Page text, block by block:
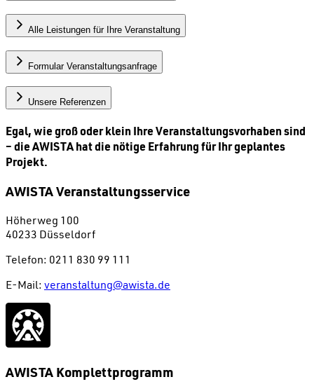
Alle Leistungen für Ihre Veranstaltung
Formular Veranstaltungsanfrage
Unsere Referenzen
Egal, wie groß oder klein Ihre Veranstaltungsvorhaben sind
–die AWISTA hat die nötige Erfahrung für Ihr geplantes
Projekt.
AWISTA Veranstaltungsservice
Höherweg 100
40233 Düsseldorf
Telefon: 0211 830 99 111
E-Mail: veranstaltung@awista.de
AWISTA Komplettprogramm